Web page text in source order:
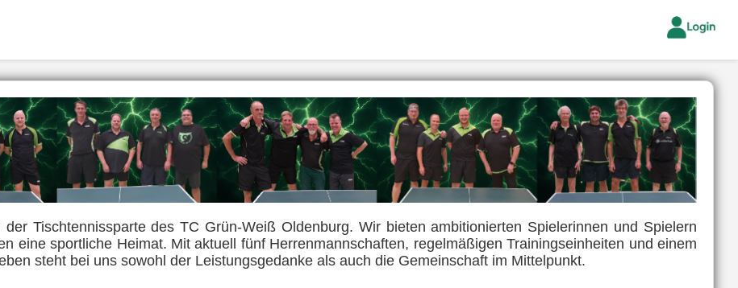
der Tischtennissparte des TC Grün-Weiß Oldenburg. Wir bieten ambitionierten Spielerinnen und Spielern
eine sportliche Heimat. Mit aktuell fünf Herrenmannschaften, regelmäßigen Trainingseinheiten und einem
steht bei uns sowohl der Leistungsgedanke als auch die Gemeinschaft im Mittelpunkt.